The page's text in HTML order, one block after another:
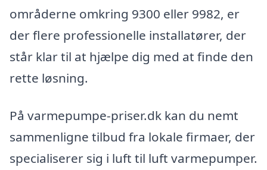
områderne omkring 9300 eller 9982, er
der flere professionelle installatører, der
står klar til at hjælpe dig med at finde den
rette løsning.
På varmepumpe-priser.dk kan du nemt
sammenligne tilbud fra lokale firmaer, der
specialiserer sig i luft til luft varmepumper.